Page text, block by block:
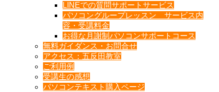
LINEでの質問サポートサービス
パソコングループレッスン サービス内
容・受講料金
お得な月謝制パソコンサポートコース
無料ガイダンス・お問合せ
アクセス：五反田教室
ご利用例
受講生の感想
パソコンテキスト購入ページ